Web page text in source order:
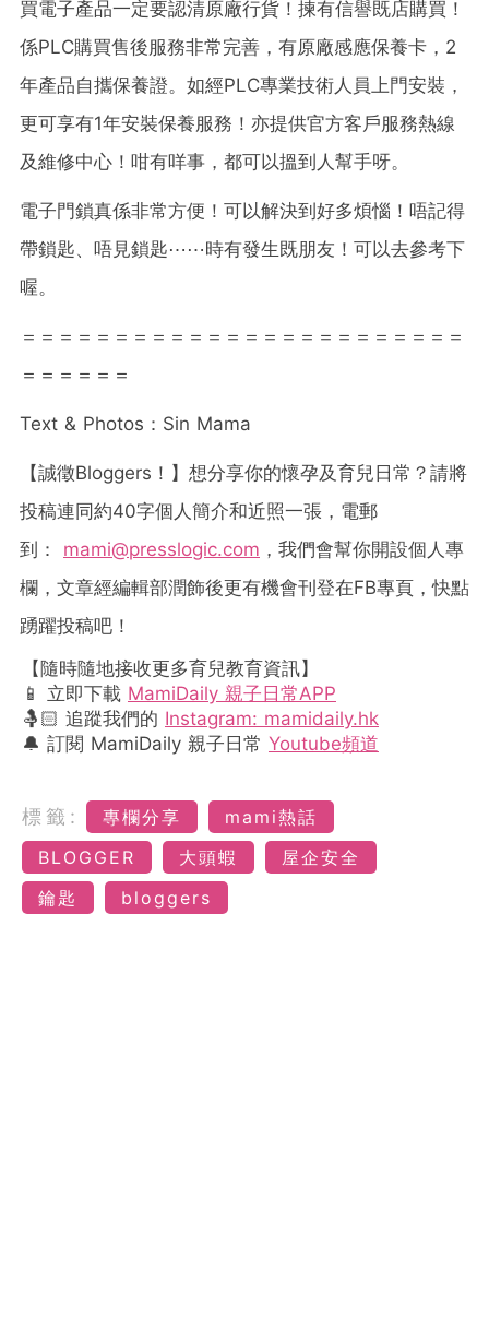
買電子產品一定要認清原廠行貨！揀有信譽既店購買！
係PLC購買售後服務非常完善，有原廠感應保養卡，2
年產品自攜保養證。如經PLC專業技術人員上門安裝，
更可享有1年安裝保養服務！亦提供官方客戶服務熱線
及維修中心！咁有咩事，都可以搵到人幫手呀。
電子門鎖真係非常方便！可以解決到好多煩惱！唔記得
帶鎖匙、唔見鎖匙⋯⋯時有發生既朋友！可以去參考下
喔。
＝＝＝＝＝＝＝＝＝＝＝＝＝＝＝＝＝＝＝＝＝＝＝＝
＝＝＝＝＝＝
Text & Photos ： Sin Mama
【誠徵Bloggers ！】想分享你的懷孕及育兒日常？請將
投稿連同約40字個人簡介和近照一張，電郵
到：
mami@presslogic.com ，我們會幫你開設個人專
欄，文章經編輯部潤飾後更有機會刊登在FB專頁，快點
踴躍投稿吧！
【隨時隨地接收更多育兒教育資訊】
📱 立即下載 MamiDaily 親子日常APP
🤱🏻 追蹤我們的 Instagram: mamidaily.hk
🔔 訂閱 MamiDaily 親子日常 Youtube頻道
標籤: 專欄分享
mami熱話
BLOGGER
大頭蝦
屋企安全
鑰匙
bloggers